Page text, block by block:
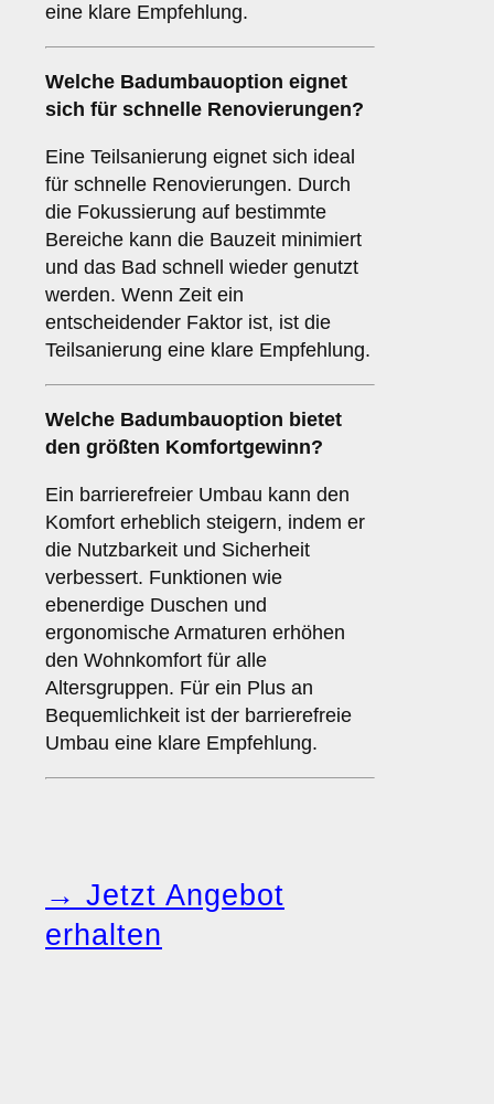
eine klare Empfehlung.
Welche Badumbauoption eignet
sich für schnelle Renovierungen?
Eine Teilsanierung eignet sich ideal
für schnelle Renovierungen. Durch
die Fokussierung auf bestimmte
Bereiche kann die Bauzeit minimiert
und das Bad schnell wieder genutzt
werden. Wenn Zeit ein
entscheidender Faktor ist, ist die
Teilsanierung eine klare Empfehlung.
Welche Badumbauoption bietet
den größten Komfortgewinn?
Ein barrierefreier Umbau kann den
Komfort erheblich steigern, indem er
die Nutzbarkeit und Sicherheit
verbessert. Funktionen wie
ebenerdige Duschen und
ergonomische Armaturen erhöhen
den Wohnkomfort für alle
Altersgruppen. Für ein Plus an
Bequemlichkeit ist der barrierefreie
Umbau eine klare Empfehlung.
→ Jetzt Angebot
erhalten